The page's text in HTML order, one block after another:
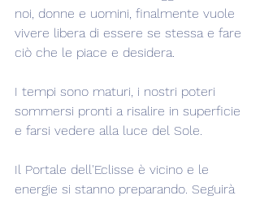
noi, donne e uomini, finalmente vuole
vivere libera di essere se stessa e fare
ciò che le piace e desidera.
I tempi sono maturi, i nostri poteri
sommersi pronti a risalire in superficie
e farsi vedere alla luce del Sole.
Il Portale dell'Eclisse è vicino e le
energie si stanno preparando. Seguirà